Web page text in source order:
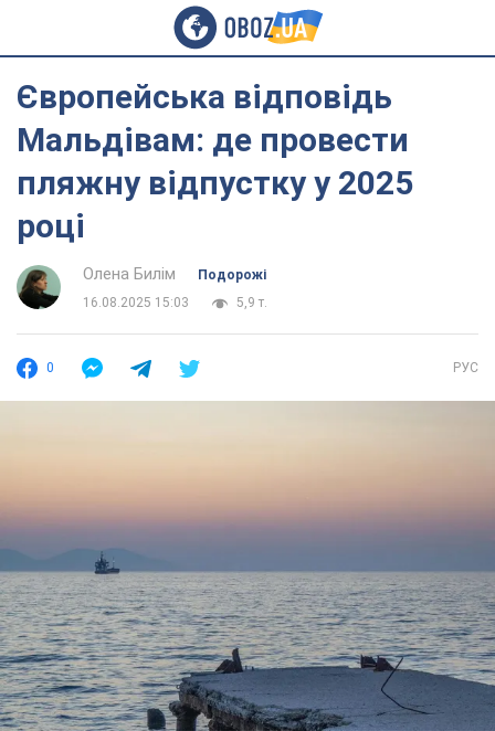
Європейська відповідь
Мальдівам: де провести
пляжну відпустку у 2025
році
Олена Билім
Подорожі
16.08.2025 15:03
5,9 т.
0 РУС